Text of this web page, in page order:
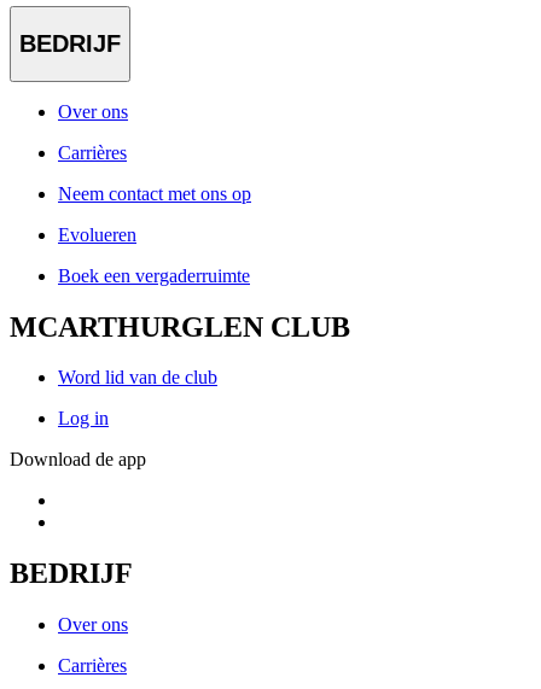
BEDRIJF
Over ons
Carrières
Neem contact met ons op
Evolueren
Boek een vergaderruimte
MCARTHURGLEN CLUB
Word lid van de club
Log in
Download de app
BEDRIJF
Over ons
Carrières